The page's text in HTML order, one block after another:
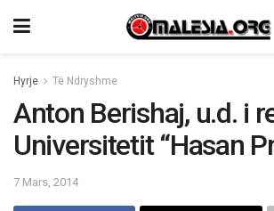
Hyrje Të Ndryshme
Anton Berishaj, u.d. i
Universitetit “Hasan
7 Mars, 2014